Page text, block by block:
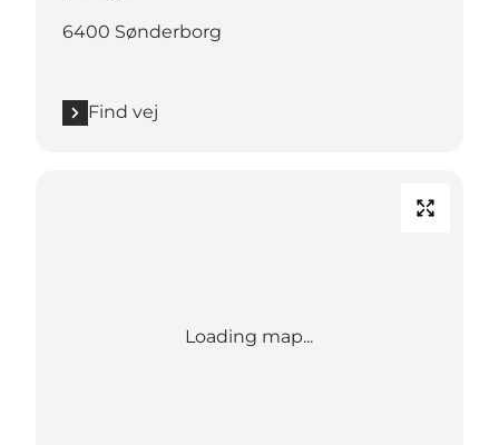
6400 Sønderborg
Find vej
Loading map...